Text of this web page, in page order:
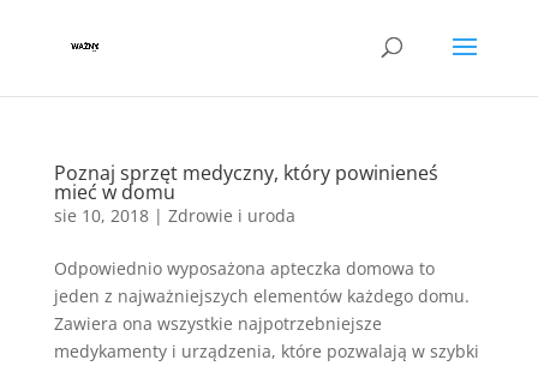
Poznaj sprzęt medyczny, który powinieneś
mieć w domu
sie 10, 2018| Zdrowie i uroda
Odpowiednio wyposażona apteczka domowa to
jeden z najważniejszych elementów każdego domu.
Zawiera ona wszystkie najpotrzebniejsze
medykamenty i urządzenia, które pozwalają w szybki